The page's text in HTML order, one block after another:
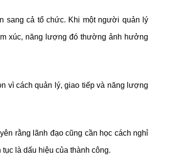
sang cả tổ chức. Khi một người quản lý
xúc, năng lượng đó thường ảnh hưởng
vì cách quản lý, giao tiếp và năng lượng
rằng lãnh đạo cũng cần học cách nghỉ
là dấu hiệu của thành công.